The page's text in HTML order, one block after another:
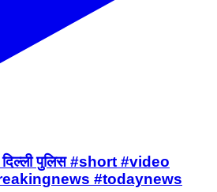
दिल्ली पुलिस #short #video
#todaynews